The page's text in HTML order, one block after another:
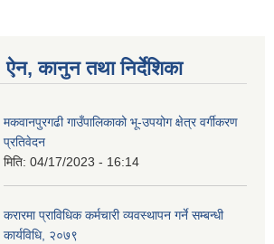
ऐन, कानुन तथा निर्देशिका
मकवानपुरगढी गाउँपालिकाको भू-उपयोग क्षेत्र वर्गीकरण
प्रतिवेदन
मिति: 04/17/2023 - 16:14
करारमा प्राविधिक कर्मचारी व्यवस्थापन गर्ने सम्बन्धी
कार्यविधि, २०७९